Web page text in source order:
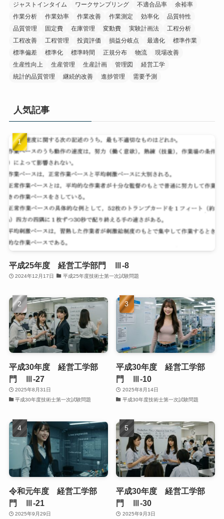
ジャストインタイム
ワークサンプリング 不適合品率
余裕率
作業分析
作業効率 作業改善 作業測定 効率化
品質特性
品質管理
固定費 在庫管理 変動費 実験計画法
工程分析
工程改善
工程管理 投資評価 損益分岐点 最適化
標準作業
標準偏差
標準化 標準時間 正規分布 物流
現場改善
生産性向上
生産管理 生産計画 管理図
経営工学
統計的品質管理
継続的改善 進捗管理 需要予測
人気記事
平成25年度 経営工学部門 Ⅲ-8
2024年12月17日 平成25年度技術士第一次試験問題
平成30年度 経営工学部
門 Ⅲ-27
2025年8月31日
平成30年度技術士第一次試験問題
平成30年度 経営工学部
門 Ⅲ-10
2025年8月14日
平成30年度技術士第一次試験問題
令和元年度 経営工学部
門 Ⅲ-21
2025年9月29日
平成30年度 経営工学部
門 Ⅲ-30
2025年9月3日